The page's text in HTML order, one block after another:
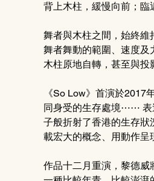
背上木柱，緩慢向前；臨
舞者與木柱之間，始終維
舞者舞動的範圍、速度
木柱原地自轉，甚至與投
《So Low》首演於
同身受的生存處境⋯⋯ 表
子般折射了香港的生存
載宏大的概念、用動作呈
作品十二月重演，黎德